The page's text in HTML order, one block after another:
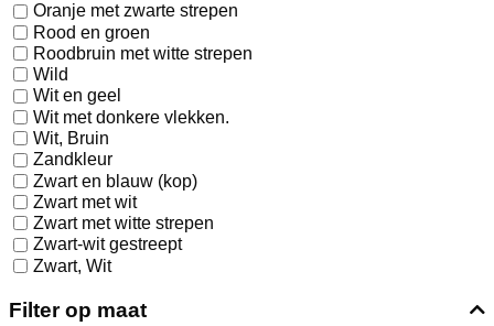
Oranje met zwarte strepen
Rood en groen
Roodbruin met witte strepen
Wild
Wit en geel
Wit met donkere vlekken.
Wit, Bruin
Zandkleur
Zwart en blauw (kop)
Zwart met wit
Zwart met witte strepen
Zwart-wit gestreept
Zwart, Wit
Filter op maat